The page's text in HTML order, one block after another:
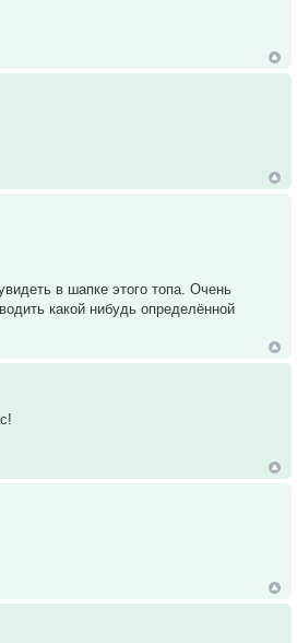
в шапке этого топа. Очень
какой нибудь определённой